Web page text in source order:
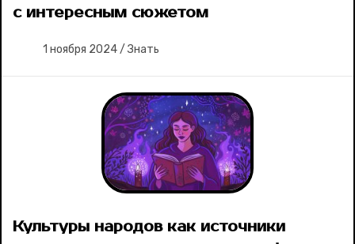
с интересным сюжетом
1 ноября 2024/ Знать
Культуры народов как источники